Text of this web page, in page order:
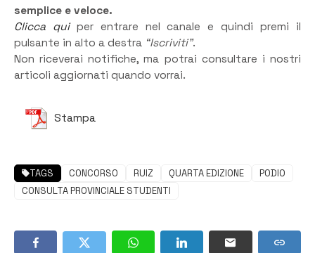
semplice e veloce.
Clicca quiper entrare nel canale e quindi premi il
pulsante in alto a destra “Iscriviti”.
Non riceverai notifiche, ma potrai consultare i nostri
articoli aggiornati quando vorrai.
Stampa
TAGS CONCORSO RUIZ QUARTA EDIZIONE
PODIO
CONSULTA PROVINCIALE STUDENTI